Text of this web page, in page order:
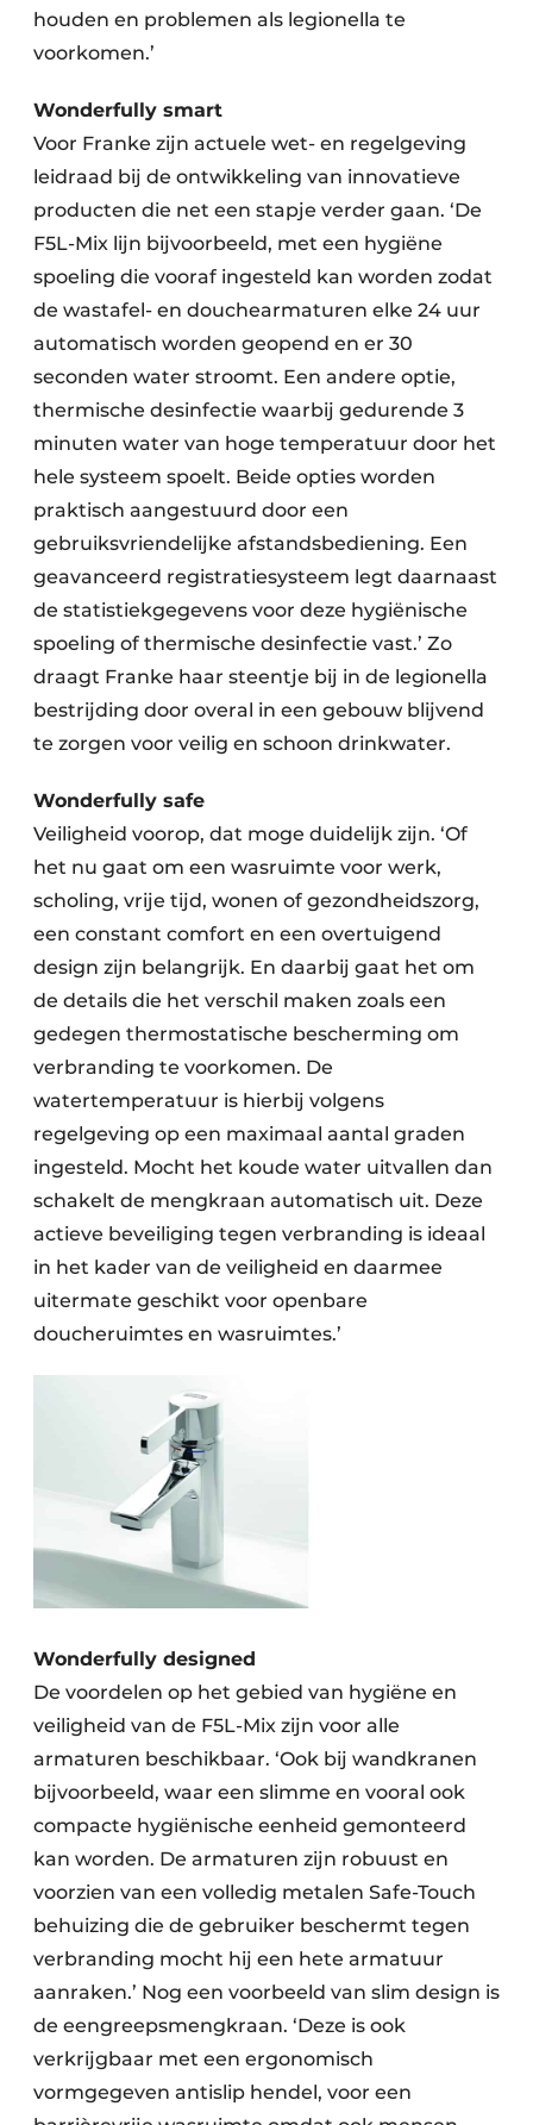
houden en problemen als legionella te
voorkomen.’
Wonderfully smart
Voor Franke zijn actuele wet- en regelgeving
leidraad bij de ontwikkeling van innovatieve
producten die net een stapje verder gaan. ‘De
F5L-Mix lijn bijvoorbeeld, met een hygiëne
spoeling die vooraf ingesteld kan worden zodat
de wastafel- en douchearmaturen elke 24 uur
automatisch worden geopend en er 30
seconden water stroomt. Een andere optie,
thermische desinfectie waarbij gedurende 3
minuten water van hoge temperatuur door het
hele systeem spoelt. Beide opties worden
praktisch aangestuurd door een
gebruiksvriendelijke afstandsbediening. Een
geavanceerd registratiesysteem legt daarnaast
de statistiekgegevens voor deze hygiënische
spoeling of thermische desinfectie vast.’ Zo
draagt Franke haar steentje bij in de legionella
bestrijding door overal in een gebouw blijvend
te zorgen voor veilig en schoon drinkwater.
Wonderfully safe
Veiligheid voorop, dat moge duidelijk zijn. ‘Of
het nu gaat om een wasruimte voor werk,
scholing, vrije tijd, wonen of gezondheidszorg,
een constant comfort en een overtuigend
design zijn belangrijk. En daarbij gaat het om
de details die het verschil maken zoals een
gedegen thermostatische bescherming om
verbranding te voorkomen. De
watertemperatuur is hierbij volgens
regelgeving op een maximaal aantal graden
ingesteld. Mocht het koude water uitvallen dan
schakelt de mengkraan automatisch uit. Deze
actieve beveiliging tegen verbranding is ideaal
in het kader van de veiligheid en daarmee
uitermate geschikt voor openbare
doucheruimtes en wasruimtes.’
Wonderfully designed
De voordelen op het gebied van hygiëne en
veiligheid van de F5L-Mix zijn voor alle
armaturen beschikbaar. ‘Ook bij wandkranen
bijvoorbeeld, waar een slimme en vooral ook
compacte hygiënische eenheid gemonteerd
kan worden. De armaturen zijn robuust en
voorzien van een volledig metalen Safe-Touch
behuizing die de gebruiker beschermt tegen
verbranding mocht hij een hete armatuur
aanraken.’ Nog een voorbeeld van slim design is
de eengreepsmengkraan. ‘Deze is ook
verkrijgbaar met een ergonomisch
vormgegeven antislip hendel, voor een